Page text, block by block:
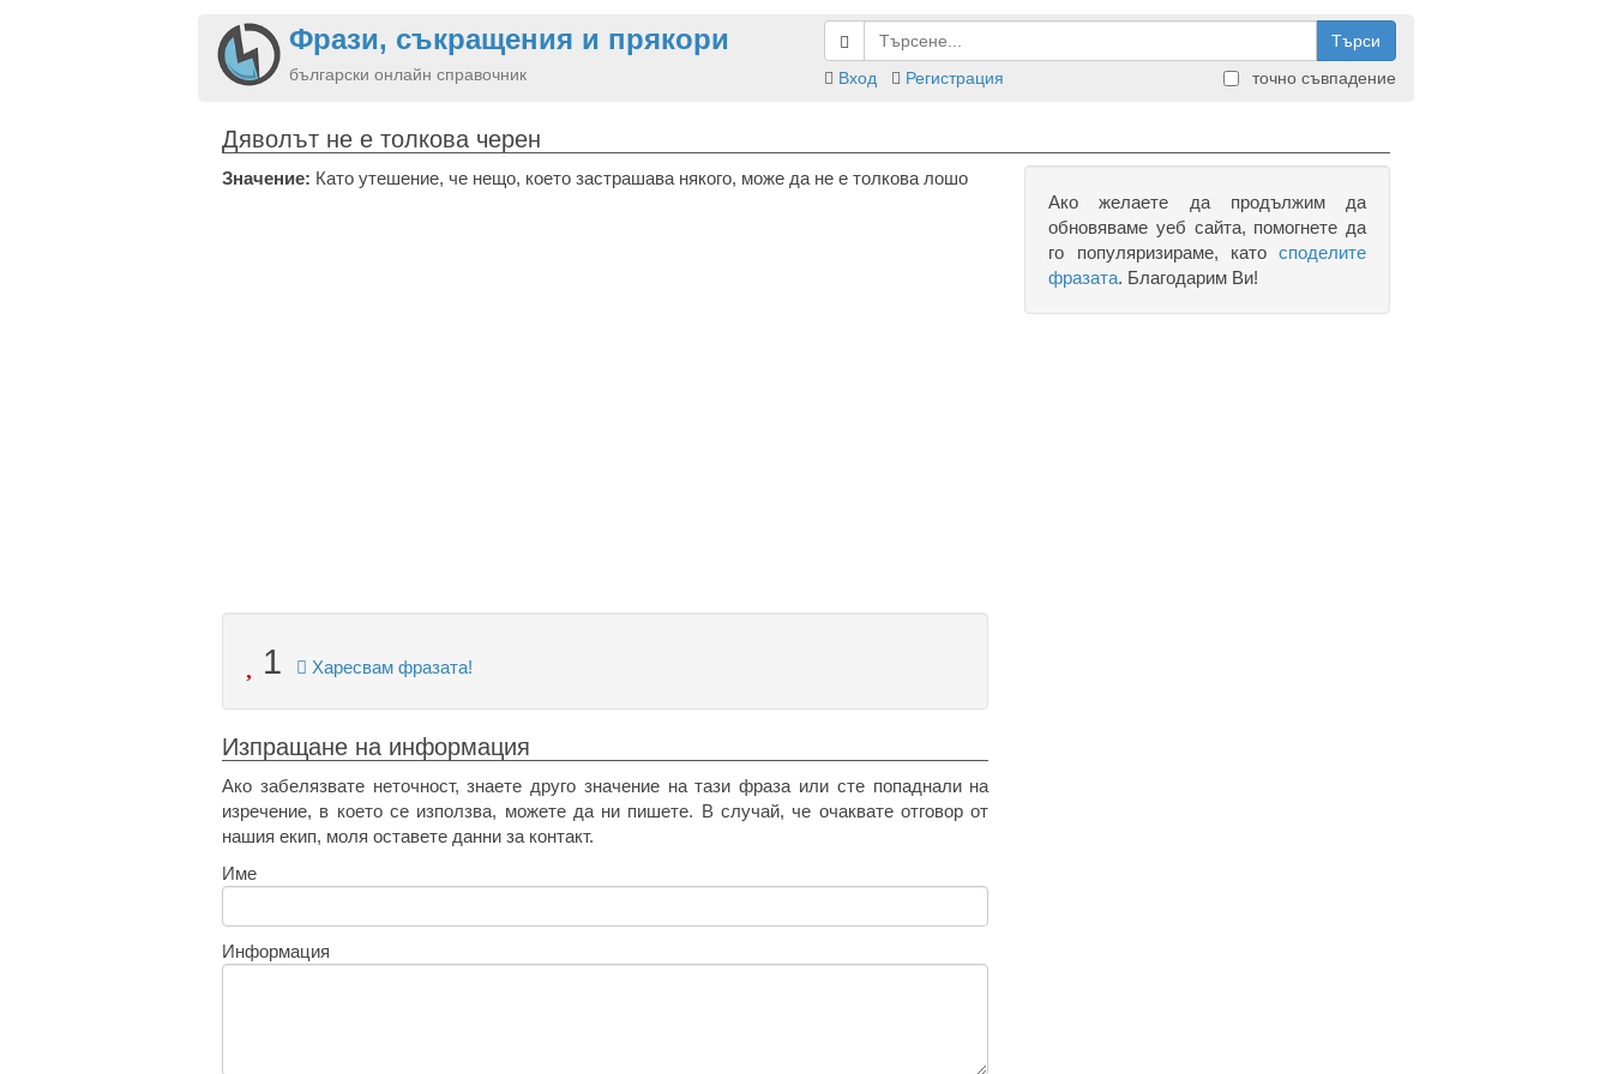
Фрази, съкращения и прякори
български онлайн справочник
Търси
Вход
Регистрация точно съвпадение
Дяволът не е толкова черен
Значение: Като утешение, че нещо, което застрашава някого, може да не е толкова лошо
1 Харесвам фразата!
Изпращане на информация
Ако забелязвате неточност, знаете друго значение на тази фраза или сте попаднали на
изречение, в което се използва, можете да ни пишете. В случай, че очаквате отговор от
нашия екип, моля оставете данни за контакт.
Име
Информация
Ако желаете да продължим да
обновяваме уеб сайта, помогнете да
го популяризираме, като споделите
фразата. Благодарим Ви!